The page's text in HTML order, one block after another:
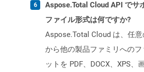
Aspose.Total Cloud API でサ
ファイル形式は何ですか?
Aspose.Total Cloud は、任意
から他の製品ファミリへの
ットを PDF、DOCX、XPS、